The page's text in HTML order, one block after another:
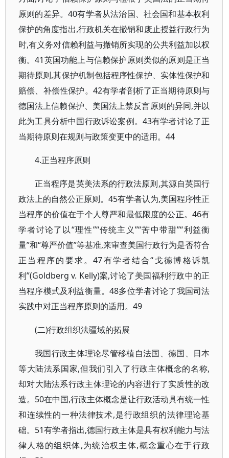
原则的差异。40有学者从法治国、社会国和基本权利
保护的角度指出,行政机关在撤销和废止授益行政行为
时,有义务对信赖利益与撤销所实现的公共利益加以权
衡。41英国功能上与信赖保护原则类似的原则是正当
期待原则,其保护机制包括程序性保护、实体性保护和
赔偿、补偿性保护。42有学者剖析了正当期待原则与
德国法上信赖保护、美国法上禁反言原则的异同,并以
此为工具分析中国行政诉讼案例。43有学者讨论了正
当期待原则在规则与政策变更中的适用。44
4.正当程序原则
正当程序是英美法系的行政法原则,其源自英国行
政法上的自然公正原则。45有学者认为,美国程序性正
当程序的价值在于个人尊严和最低限度的公正。46有
学者讨论了以“理性”“传统主义”“苦中带甜”“利益衡
量”和“尊严价值”等基准,来审查美国行政行为是否符合
正当程序的要求。47有学者结合“戈德博格诉凯
利”(Goldberg v. Kelly)案,讨论了美国福利行政中的正
当程序模式及利益衡量。48多位学者讨论了我国司法
实践中对正当程序原则的适用。49
(二)行政组织法疆域的拓展
我国行政主体理论尽管移植自法国、德国、日本
等大陆法系国家,但我们引入了行政主体概念的名称,
却对大陆法系行政主体理论的内容进行了实质性的改
造。50在中国,行政主体概念是让行政活动具有统一性
和连续性的一种法律技术,是行政组织的法律理论基
础。51有学者指出,德国行政主体是具有权利能力与法
律人格的组织体,为统治权主体,概念重心在于行政